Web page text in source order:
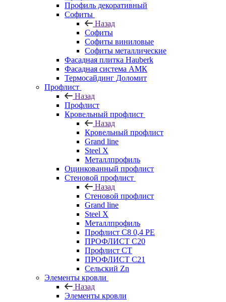
Профиль декоративный
Софиты
Назад
Софиты
Софиты виниловые
Софиты металлические
Фасадная плитка Hauberk
Фасадная система АМК
Термосайдинг Доломит
Профлист
Назад
Профлист
Кровельный профлист
Назад
Кровельный профлист
Grand line
Steel X
Металлпрофиль
Оцинкованный профлист
Стеновой профлист
Назад
Стеновой профлист
Grand line
Steel X
Металлпрофиль
Профлист С8 0,4 РЕ
ПРОФЛИСТ С20
Профлист СТ
ПРОФЛИСТ С21
Сельский Zn
Элементы кровли
Назад
Элементы кровли